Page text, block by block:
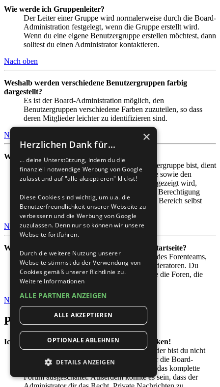
Wie werde ich Gruppenleiter?
Der Leiter einer Gruppe wird normalerweise durch die Board-
Administration festgelegt, wenn die Gruppe erstellt wird.
Wenn du eine eigene Benutzergruppe erstellen möchtest, dann
solltest du einen Administrator kontaktieren.
Nach oben
Weshalb werden verschiedene Benutzergruppen farbig
dargestellt?
Es ist der Board-Administration möglich, den
Benutzergruppen verschiedene Farben zuzuteilen, so dass
deren Mitglieder leichter zu identifizieren sind.
Nach oben
Was ist eine Hauptgruppe?
Wenn du Mitglied in mehr als einer Benutzergruppe bist, dient
die Hauptgruppe dazu, deine Gruppenfarbe sowie den
Gruppenrang, der bei dir standardmäßig angezeigt wird,
festzulegen. Ein Administrator kann dir die Berechtigung
geben, deine Hauptgruppe im persönlichen Bereich selbst
festzulegen.
Nach oben
Was bedeutet der „Das Team“-Link auf der Startseite?
Auf dieser Seite findest du eine Auflistung des Forenteams,
einschließlich der Administratoren, der Moderatoren. Du
findest hier auch weitere Informationen wie die Foren, die
diese im Einzelnen moderieren.
Nach oben
Private Nachrichten
Ich kann keine Privaten Nachrichten verschicken!
Hierfür kann es drei Gründe geben: Entweder bist du nicht
registriert und / oder nicht angemeldet, oder die Board-
Administration hat Private Nachrichten für das komplette
Forum ausgeschaltet. Außerdem könnte es sein, dass der
×
Herzlichen Dank für...
... deine Unterstützung, indem du die
finanziell notwendige Werbung von Google
zulässt und auf "alle akzeptieren" klickst!
Diese Cookies sind wichtig, um u.a. die
Benutzerfreundlichkeit unserer Webseite zu
verbessern und die Werbung von Google
zuzulassen. Denn nur so können wir unsere
Webseite fortführen.
Durch die weitere Nutzung unserer
Webseite stimmst du der Verwendung von
Cookies gemäß unserer Richtlinie zu.
Weitere Informationen
ALLE PARTNER ANZEIGEN
ALLE AKZEPTIEREN
OPTIONALE ABLEHNEN
DETAILS ANZEIGEN